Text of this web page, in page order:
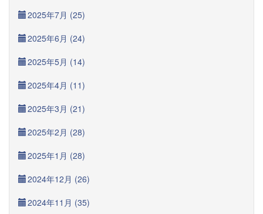
2025年7月 (25)
2025年6月 (24)
2025年5月 (14)
2025年4月 (11)
2025年3月 (21)
2025年2月 (28)
2025年1月 (28)
2024年12月 (26)
2024年11月 (35)